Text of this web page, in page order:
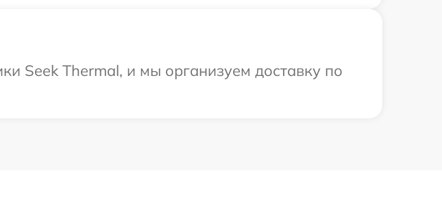
Seek Thermal, и мы организуем доставку по